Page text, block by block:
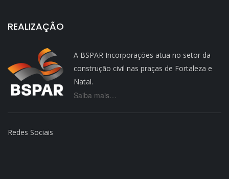
REALIZAÇÃO
A BSPAR Incorporações atua no setor da
construção civil nas praças de Fortaleza e
Natal.
Saiba mais…
Redes Sociais